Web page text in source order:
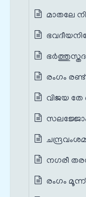
മാതലേ
രംഗം രണ്ട്
വിജയ
നഗരീ
രംഗം മൂന്ന്